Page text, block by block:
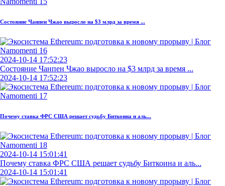
Состояние Чанпен Чжао выросло на $3 млрд за время ...
2024-10-14 17:52:23
Состояние Чанпен Чжао выросло на $3 млрд за время ...
2024-10-14 17:52:23
Почему ставка ФРС США решает судьбу Биткоина и аль...
2024-10-14 15:01:41
Почему ставка ФРС США решает судьбу Биткоина и аль...
2024-10-14 15:01:41